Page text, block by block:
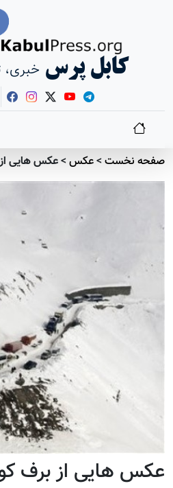
کابل پرس خبری،
صفحه نخست>عکس>عکس هایی
عکس هایی از برف